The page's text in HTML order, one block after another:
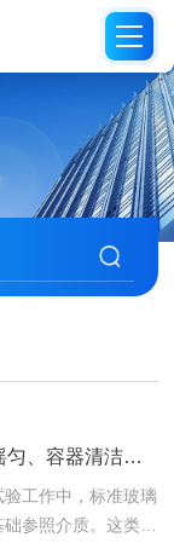
标准玻璃乳浊液使用前必做3件事：恒温摇匀、容器清洁，避免引入人为测量误差
工作中，标准玻璃
参照介质。这类混